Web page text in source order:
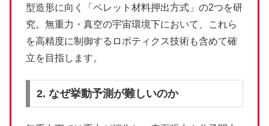
型造形に向く「ペレット材料押出方式」の2つを研
究。無重力・真空の宇宙環境下において、これら
を高精度に制御するロボティクス技術も含めて確
立を目指します。
2. なぜ挙動予測が難しいのか